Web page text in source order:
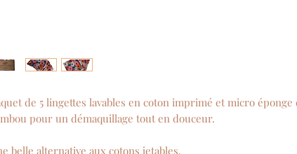
de 5 lingettes lavables en coton imprimé et micro éponge
pour un démaquillage tout en douceur.
belle alternative aux cotons jetables.